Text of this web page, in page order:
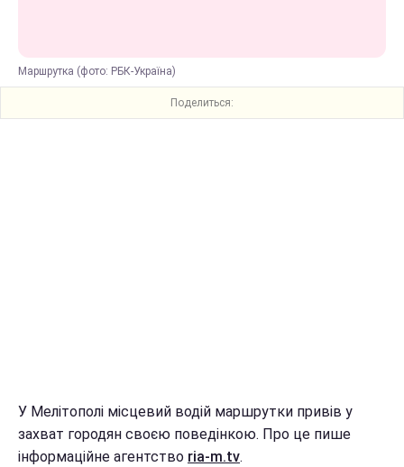
Маршрутка (фото: РБК-Україна)
Поделиться:
У Мелітополі місцевий водій маршрутки привів у
захват городян своєю поведінкою. Про це пише
інформаційне агентство ria-m.tv.